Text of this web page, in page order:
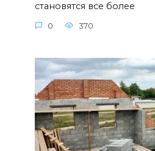
становятся все более
0 370